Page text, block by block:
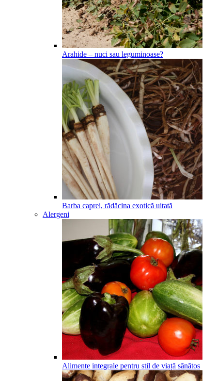
Arahide – nuci sau leguminoase?
Barba caprei, rădăcina exotică uitată
Alergeni
Alimente integrale pentru stil de viață sănătos